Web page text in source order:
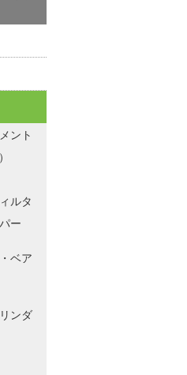
ント
ルタ
ー
ベア
ンダ